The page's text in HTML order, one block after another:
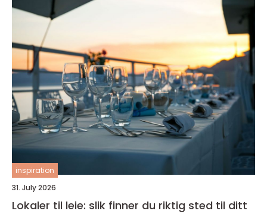
inspiration
31. July 2026
Lokaler til leie: slik finner du riktig sted til ditt